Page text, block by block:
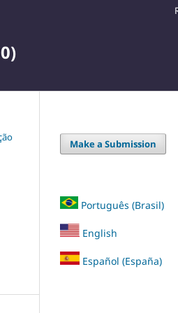
Make a Submission
Português (Brasil)
English
Español (España)